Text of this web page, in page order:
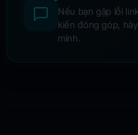
Nếu bạn gặp lỗi
kiến đóng góp,
mình.